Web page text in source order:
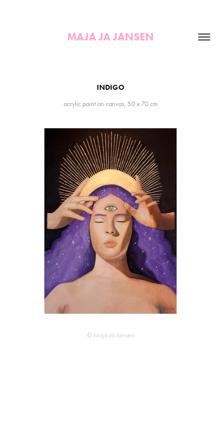
MAJA JA JANSEN
INDIGO
acrylic paint on canvas, 50 x 70 cm
© Maja Ja Jansen